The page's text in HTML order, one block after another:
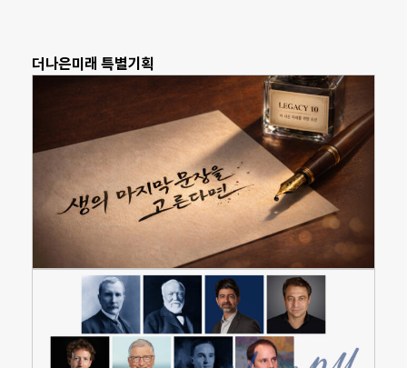
더나은미래 특별기획